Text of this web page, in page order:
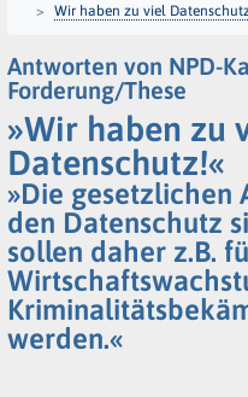
Wir haben zu viel
Antworten von NPD-
Forderung/These
»Wir haben zu
Datenschutz!«
»Die gesetzlichen
den Datenschutz
sollen daher z.B.
werden.«